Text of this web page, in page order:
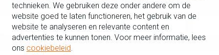
technieken. We gebruiken deze onder andere om de
website goed te laten functioneren, het gebruik van de
website te analyseren en relevante content en
advertenties te kunnen tonen. Voor meer informatie, lees
ons cookiebeleid.
Voornaam
Achternaam